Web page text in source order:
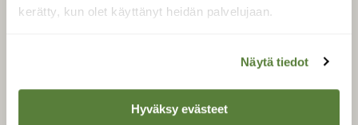
kerätty, kun olet käyttänyt heidän palvelujaan.
Näytä tiedot
Hyväksy evästeet
Uusin lehti
Tilaa digilukuoikeus
Äänestä parasta juttua
Tilaa uutiskirje